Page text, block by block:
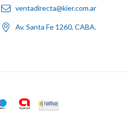
ventadirecta@kier.com.ar
Av. Santa Fe 1260, CABA.